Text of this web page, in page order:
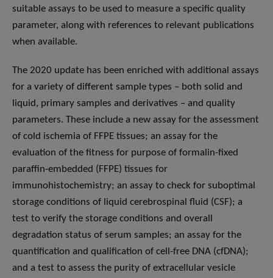
suitable assays to be used to measure a specific quality
parameter, along with references to relevant publications
when available.
The 2020 update has been enriched with additional assays
for a variety of different sample types – both solid and
liquid, primary samples and derivatives – and quality
parameters. These include a new assay for the assessment
of cold ischemia of FFPE tissues; an assay for the
evaluation of the fitness for purpose of formalin-fixed
paraffin-embedded (FFPE) tissues for
immunohistochemistry; an assay to check for suboptimal
storage conditions of liquid cerebrospinal fluid (CSF); a
test to verify the storage conditions and overall
degradation status of serum samples; an assay for the
quantification and qualification of cell-free DNA (cfDNA);
and a test to assess the purity of extracellular vesicle